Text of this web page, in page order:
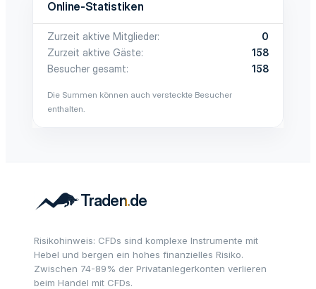
Online-Statistiken
Zurzeit aktive Mitglieder
0
Zurzeit aktive Gäste
158
Besucher gesamt
158
Die Summen können auch versteckte Besucher
enthalten.
Risikohinweis: CFDs sind komplexe Instrumente mit
Hebel und bergen ein hohes finanzielles Risiko.
Zwischen 74-89% der Privatanlegerkonten verlieren
beim Handel mit CFDs.